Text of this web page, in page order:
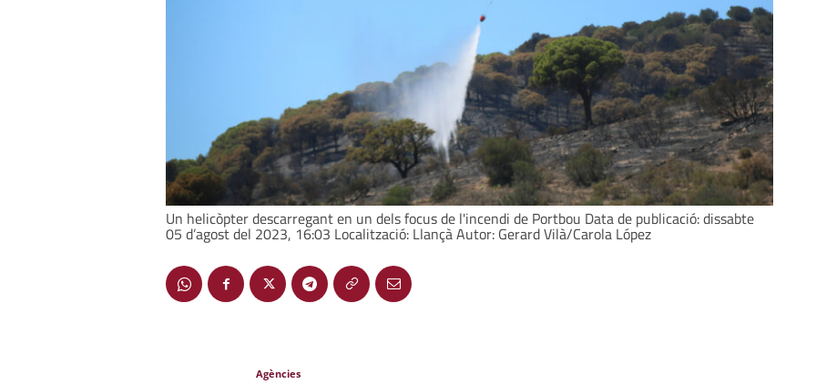
Un helicòpter descarregant en un dels focus de l'incendi de Portbou Data de publicació: dissabte
05 d’agost del 2023, 16:03 Localització: Llançà Autor: Gerard Vilà/Carola López
Agències